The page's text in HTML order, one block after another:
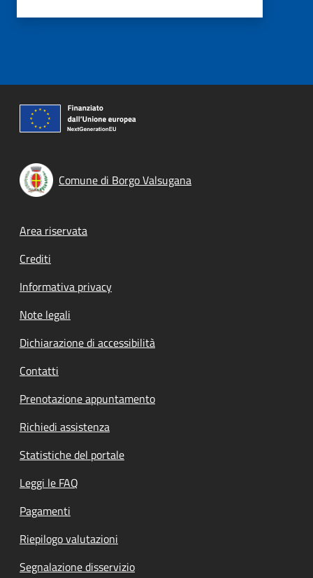
Comune di Borgo Valsugana
Footer menu
Area riservata
Crediti
Informativa privacy
Note legali
Dichiarazione di accessibilità
Contatti
Prenotazione appuntamento
Richiedi assistenza
Statistiche del portale
Leggi le FAQ
Pagamenti
Riepilogo valutazioni
Segnalazione disservizio